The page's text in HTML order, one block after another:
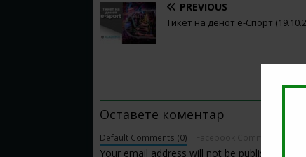
PREVIOUS
Тикет на денот е-Спорт
BE THE FIRST TO
Оставете коментар
Default Comments (0)
Your email address will not be published.